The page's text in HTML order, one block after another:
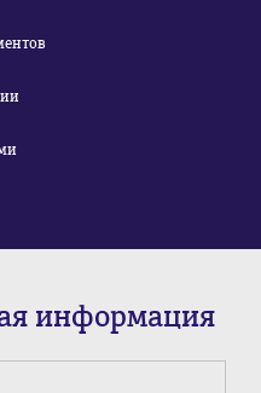
информация